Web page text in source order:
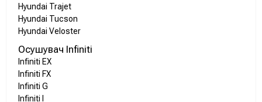
Hyundai Trajet
Hyundai Tucson
Hyundai Veloster
Осушувач Infiniti
Infiniti EX
Infiniti FX
Infiniti G
Infiniti I